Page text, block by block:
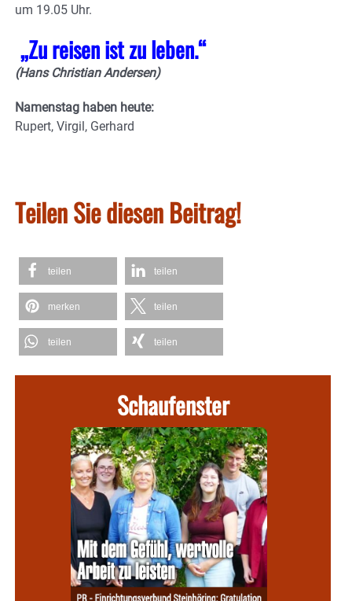
um 19.05 Uhr.
„Zu reisen ist zu leben.“
(Hans Christian Andersen)
Namenstag haben heute:
Rupert, Virgil, Gerhard
Teilen Sie diesen Beitrag!
teilen teilen
merken teilen
teilen teilen
Schaufenster